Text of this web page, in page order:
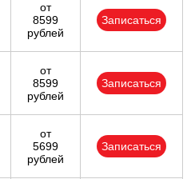
от
8599
рублей
Записаться
от
8599
рублей
Записаться
от
5699
рублей
Записаться